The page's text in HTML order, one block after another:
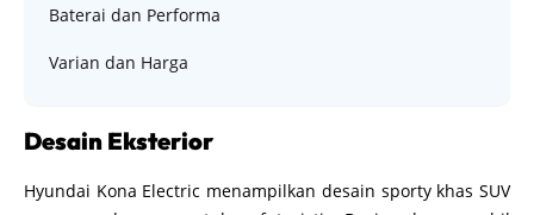
Baterai dan Performa
Varian dan Harga
Desain Eksterior
Hyundai Kona Electric menampilkan desain sporty khas SUV